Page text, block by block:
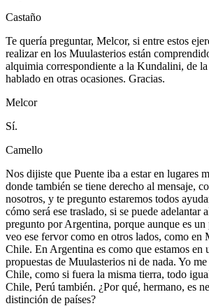
Castaño
Te quería preguntar, Melcor, si entre estos
realizar en los Muulasterios están
alquimia correspondiente a la Kundalini, de
hablado en otras ocasiones. Gracias.
Melcor
Sí.
Camello
Nos dijiste que Puente iba a estar en lugares
donde también se tiene derecho al mensaje,
nosotros, y te pregunto estaremos todos
cómo será ese traslado, si se puede adelantar
pregunto por Argentina, porque aunque es
veo ese fervor como en otros lados, como en
Chile. En Argentina es como que estamos en
propuestas de Muulasterios ni de nada. Yo
Chile, como si fuera la misma tierra, todo
Chile, Perú también. ¿Por qué, hermano, es
distinción de países?